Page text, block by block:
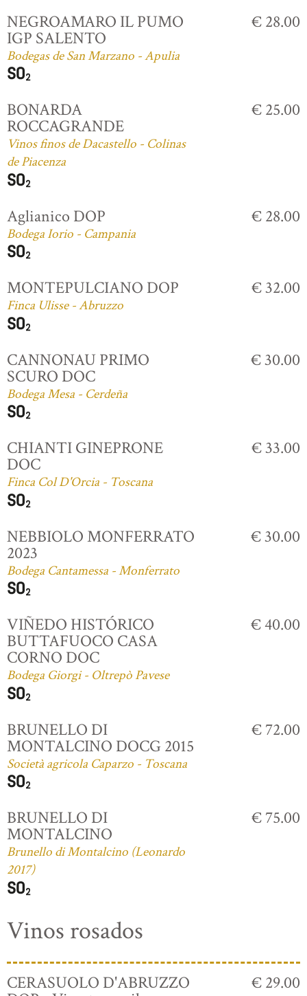
NEGROAMARO IL PUMO
IGP SALENTO
Bodegas de San Marzano - Apulia
€ 28.00
BONARDA
ROCCAGRANDE
Vinos finos de Dacastello - Colinas
de Piacenza
€ 25.00
Aglianico DOP
Bodega Iorio - Campania
€ 28.00
MONTEPULCIANO DOP
Finca Ulisse - Abruzzo
€ 32.00
CANNONAU PRIMO
SCURO DOC
Bodega Mesa - Cerdeña
€ 30.00
CHIANTI GINEPRONE
DOC
Finca Col D'Orcia - Toscana
€ 33.00
NEBBIOLO MONFERRATO
2023
Bodega Cantamessa - Monferrato
€ 30.00
VIÑEDO HISTÓRICO
BUTTAFUOCO CASA
CORNO DOC
Bodega Giorgi - Oltrepò Pavese
€ 40.00
BRUNELLO DI
MONTALCINO DOCG 2015
Società agricola Caparzo - Toscana
€ 72.00
BRUNELLO DI
MONTALCINO
Brunello di Montalcino (Leonardo
2017)
€ 75.00
Vinos rosados
CERASUOLO D'ABRUZZO € 29.00